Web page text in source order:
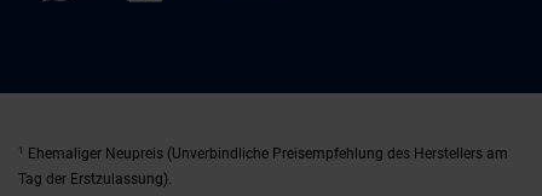
1
Ehemaliger Neupreis (Unverbindliche Preisempfehlung des Herstellers am
Tag der Erstzulassung).